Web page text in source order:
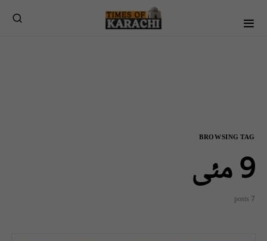
BROWSING TAG
9 مئی
7 posts